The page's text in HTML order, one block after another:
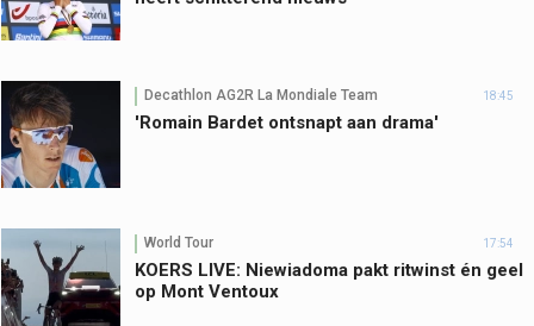
Decathlon AG2R La Mondiale Team 18:45
'Romain Bardet ontsnapt aan drama'
World Tour 17:54
KOERS LIVE: Niewiadoma pakt ritwinst én geel
op Mont Ventoux